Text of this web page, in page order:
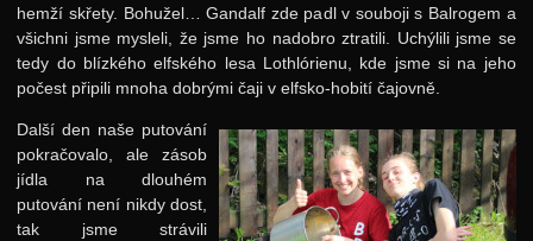
hemží skřety. Bohužel… Gandalf zde padl v souboji s Balrogem a
všichni jsme mysleli, že jsme ho nadobro ztratili. Uchýlili jsme se
tedy do blízkého elfského lesa Lothlórienu, kde jsme si na jeho
počest připili mnoha dobrými čaji v elfsko-hobití čajovně.
Další den naše putování
pokračovalo, ale zásob
jídla na dlouhém
putování není nikdy dost,
tak jsme strávili
Podzimní 2004
Podzimní 2003
Podzimní 2001
Podzimní 1998
Podzimní 1996